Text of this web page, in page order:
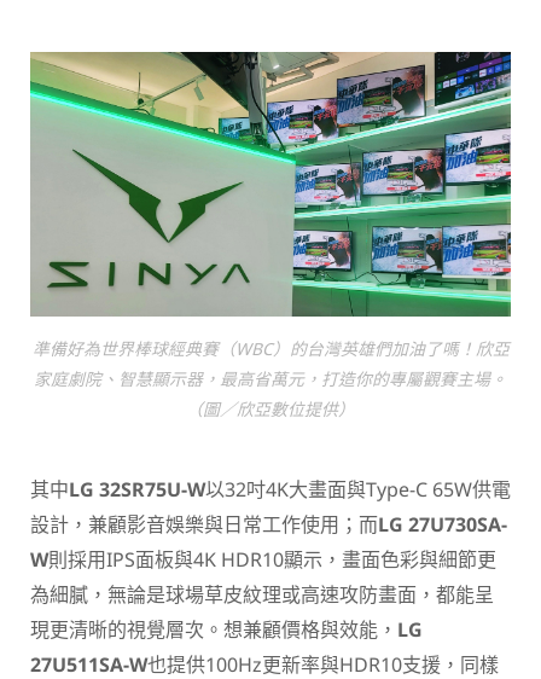
準備好為世界棒球經典賽（WBC）的台灣英雄們加油了嗎！欣亞
家庭劇院、智慧顯示器，最高省萬元，打造你的專屬觀賽主場。
（圖／欣亞數位提供）
其中LG 32SR75U-W以32吋4K大畫面與Type-C 65W供電
設計，兼顧影音娛樂與日常工作使用；而LG 27U730SA-
W則採用IPS面板與4K HDR10顯示，畫面色彩與細節更
為細膩，無論是球場草皮紋理或高速攻防畫面，都能呈
現更清晰的視覺層次。想兼顧價格與效能， LG
27U511SA-W也提供100Hz更新率與HDR10支援，同樣